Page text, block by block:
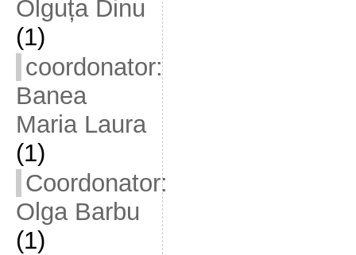
Olguța Dinu
(1)
coordonator:
Banea
Maria Laura
(1)
Coordonator:
Olga Barbu
(1)